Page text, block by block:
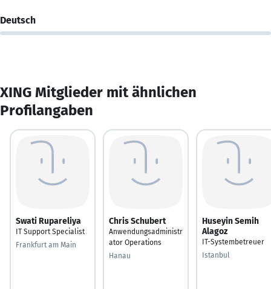
Deutsch
XING Mitglieder mit ähnlichen
Profilangaben
Swati Rupareliya
IT Support Specialist
Frankfurt am Main
Chris Schubert
Anwendungsadministr
ator Operations
Hanau
Huseyin Semih
Alagoz
IT-Systembetreuer
Istanbul